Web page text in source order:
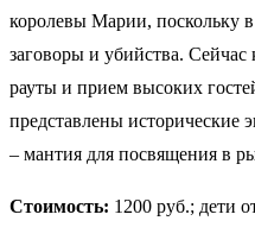
королевы Марии, поскольку
заговоры и убийства. Сейчас
рауты и прием высоких
представлены исторические
– мантия для посвящения в
Стоимость: 1200 руб.; дети